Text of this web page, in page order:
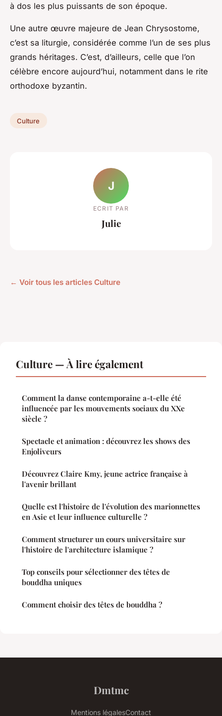
à dos les plus puissants de son époque.
Une autre œuvre majeure de Jean Chrysostome,
c’est sa liturgie, considérée comme l’un de ses plus
grands héritages. C’est, d’ailleurs, celle que l’on
célèbre encore aujourd’hui, notamment dans le rite
orthodoxe byzantin.
Culture
J
ECRIT PAR
Julie
← Voir tous les articles Culture
Culture — À lire également
Comment la danse contemporaine a-t-elle été
influencée par les mouvements sociaux du XXe
siècle ?
Spectacle et animation : découvrez les shows des
Enjoliveurs
Découvrez Claire Kmy, jeune actrice française à
l'avenir brillant
Quelle est l'histoire de l'évolution des marionnettes
en Asie et leur influence culturelle ?
Comment structurer un cours universitaire sur
l'histoire de l'architecture islamique ?
Top conseils pour sélectionner des têtes de
bouddha uniques
Comment choisir des têtes de bouddha ?
Dmtmc
Mentions légalesContact